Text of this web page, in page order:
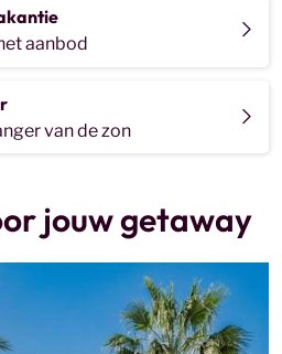
aanbod
van de zon
jouw getaway